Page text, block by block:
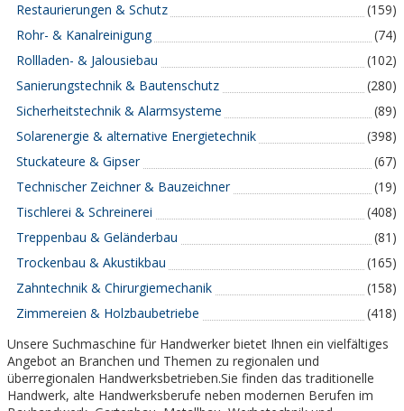
Restaurierungen & Schutz
(159)
Rohr- & Kanalreinigung
(74)
Rollladen- & Jalousiebau
(102)
Sanierungstechnik & Bautenschutz
(280)
Sicherheitstechnik & Alarmsysteme
(89)
Solarenergie & alternative Energietechnik
(398)
Stuckateure & Gipser
(67)
Technischer Zeichner & Bauzeichner
(19)
Tischlerei & Schreinerei
(408)
Treppenbau & Geländerbau
(81)
Trockenbau & Akustikbau
(165)
Zahntechnik & Chirurgiemechanik
(158)
Zimmereien & Holzbaubetriebe
(418)
Unsere Suchmaschine für Handwerker bietet Ihnen ein vielfältiges
Angebot an Branchen und Themen zu regionalen und
überregionalen Handwerksbetrieben.Sie finden das traditionelle
Handwerk, alte Handwerksberufe neben modernen Berufen im